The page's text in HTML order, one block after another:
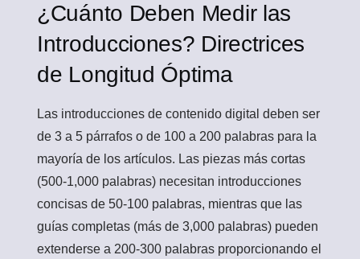
¿Cuánto Deben Medir las
Introducciones? Directrices
de Longitud Óptima
Las introducciones de contenido digital deben ser
de 3 a 5 párrafos o de 100 a 200 palabras para la
mayoría de los artículos. Las piezas más cortas
(500-1,000 palabras) necesitan introducciones
concisas de 50-100 palabras, mientras que las
guías completas (más de 3,000 palabras) pueden
extenderse a 200-300 palabras proporcionando el